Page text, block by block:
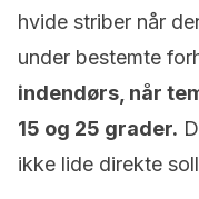
hvide striber når
under bestemte
indendørs, når
15 og 25 grader.
ikke lide direkte